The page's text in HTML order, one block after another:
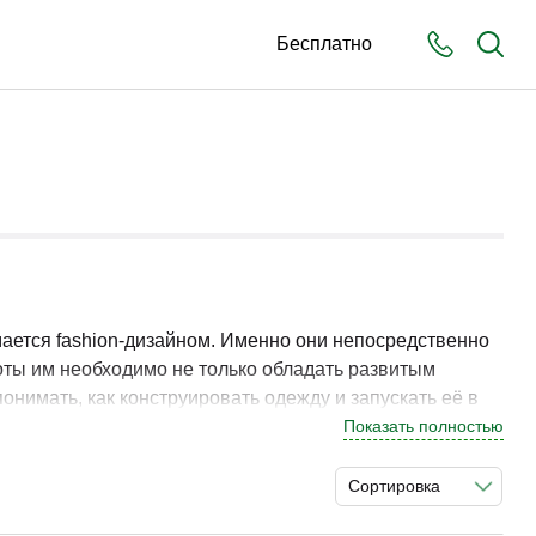
Бесплатно
fashion-дизайном. Именно они непосредственно
им необходимо не только обладать развитым
как конструировать одежду и запускать её в
Показать полностью
Сортировка